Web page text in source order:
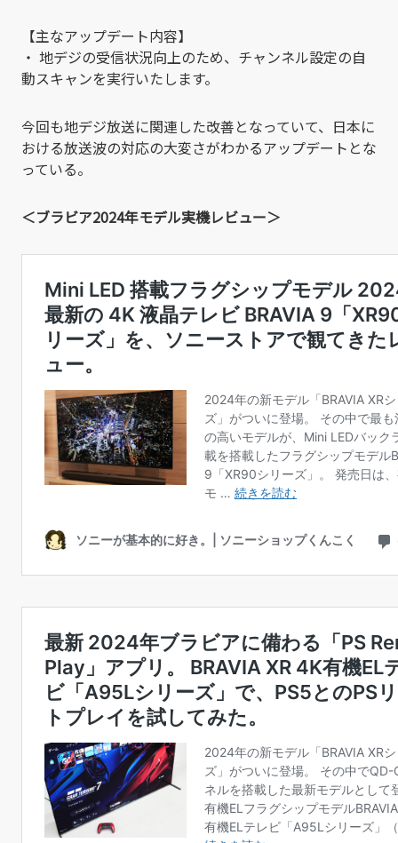
【主なアップデート内容】
・ 地デジの受信状況向上のため、チャンネル設定の自
動スキャンを実行いたします。
今回も地デジ放送に関連した改善となっていて、日本に
おける放送波の対応の大変さがわかるアップデートとな
っている。
＜ブラビア2024年モデル実機レビュー＞